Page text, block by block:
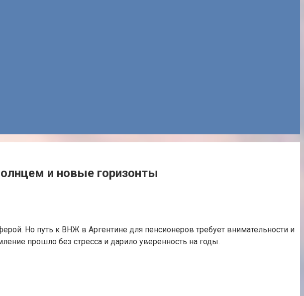
и новые горизонты
Но путь к ВНЖ в Аргентине для пенсионеров требует внимательности и
прошло без стресса и дарило уверенность на годы.